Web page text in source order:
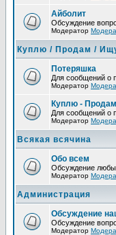
Айболит
Обсуждение
Модератор
Куплю / Продам /
Потеряшка
Для сообщений о
Модератор
Куплю -
Для сообщений о
Модератор
Всякая всячина
Обо всем
Обсуждение
Модератор
Администрация
Обсуждение
Обсуждение
Модератор